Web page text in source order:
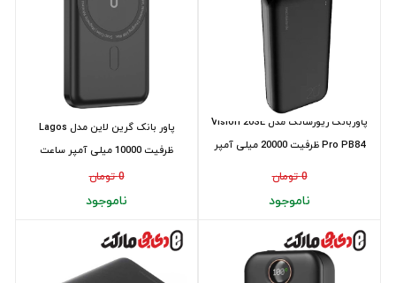
پاور بانک گرین لاین مدل Lagos
ظرفیت 10000 میلی آمپر ساعت
0 تومان
ناموجود
پاوربانک ریورسانگ مدل Vision 20SE
Pro PB84 ظرفیت 20000 میلی‌ آمپر
0 تومان
ناموجود